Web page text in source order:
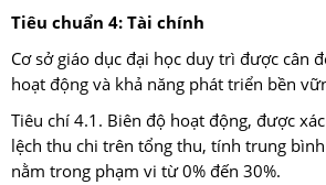
Tiêu chuẩn 4: Tài chính
Cơ sở giáo dục đại học duy trì được cân
hoạt động và khả năng phát triển bền
Tiêu chí 4.1. Biên độ hoạt động, được
lệch thu chi trên tổng thu, tính trung
nằm trong phạm vi từ 0% đến 30%.